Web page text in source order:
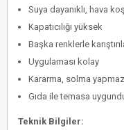
Suya dayanıklı, hava
Kapatıcılığı yüksek
Başka renklerle
Uygulaması kolay
Kararma, solma yapmaz
Gıda ile temasa
Teknik Bilgiler: